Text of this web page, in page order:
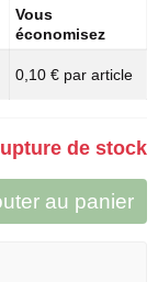
Vous
économisez
0,10 € par article
de stock
au panier